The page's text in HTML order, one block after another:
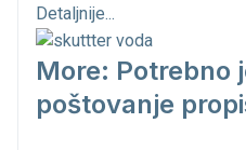
Detaljnije...
More: Potrebno
poštovanje